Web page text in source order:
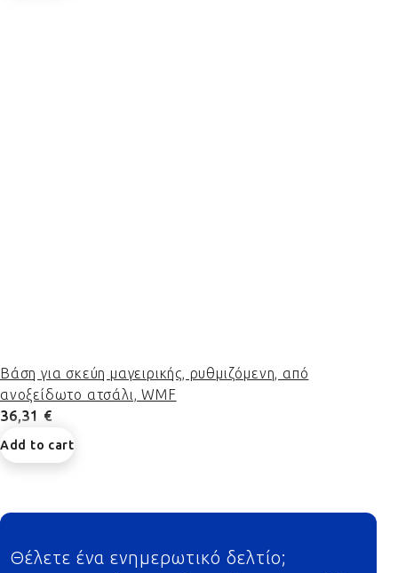
Βάση για σκεύη μαγειρικής, ρυθμιζόμενη, από
ανοξείδωτο ατσάλι, WMF
36,31 €
Add to cart
Footer
Θέλετε ένα ενημερωτικό δελτίο;